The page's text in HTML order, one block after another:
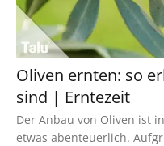
Oliven ernten: so
sind | Erntezeit
Der Anbau von Oliven ist
etwas abenteuerlich.